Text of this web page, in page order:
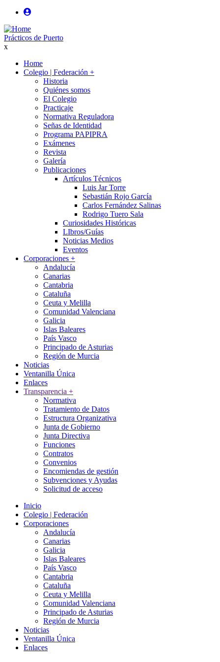
Pasar
contenido
principal
User
login
anonimo
Prácticos de Puerto
x
Main
navigation
Home
Colegio | Federación +
Historia
Quiénes somos
El Colegio
Practicaje
Normativa Reguladora
Señas de Identidad
Programa PAPIPRA
Exámenes
Revista
Galería
Publicaciones
Artículos Técnicos
Luis Jar Torre
Sebastián Rojo García
Carlos Fernández Salinas
Rodrigo Tuero Sala
Curiosidades Históricas
LIbros/Guías
Noticias Medios
Eventos
Corporaciones +
Andalucía
Canarias
Cantabria
Cataluña
Ceuta y Melilla
Comunidad Valenciana
Galicia
Islas Baleares
País Vasco
Principado de Asturias
Región de Murcia
Noticias
Ventanilla Única
Enlaces
Transparencia +
Normativa
Tratamiento de Datos
Estructura Organizativa
Junta de Gobierno
Junta Directiva
Funciones
Contratos
Convenios
Encomiendas de gestión
Subvenciones y Ayudas
Solicitud de acceso
Enlaces
primarios
Inicio
Colegio | Federación
Corporaciones
Andalucía
Canarias
Galicia
Islas Baleares
País Vasco
Cantabria
Cataluña
Ceuta y Melilla
Comunidad Valenciana
Principado de Asturias
Región de Murcia
Noticias
Ventanilla Única
Enlaces